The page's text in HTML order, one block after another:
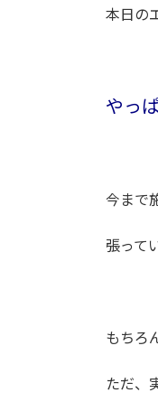
本日の
やっ
今まで
張って
もちろ
ただ、